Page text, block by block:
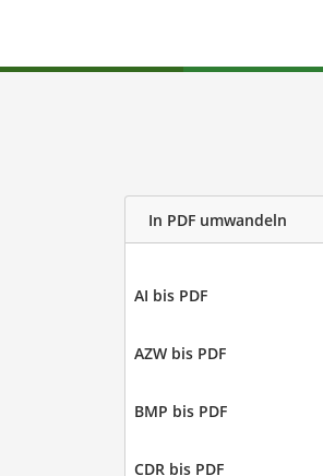
In PDF umwandeln
AI bis PDF
AZW bis PDF
BMP bis PDF
CDR bis PDF